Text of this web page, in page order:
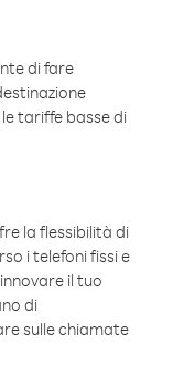
di fare
tariffe basse di
la flessibilità di
i telefoni fissi e
il tuo
di
sulle chiamate